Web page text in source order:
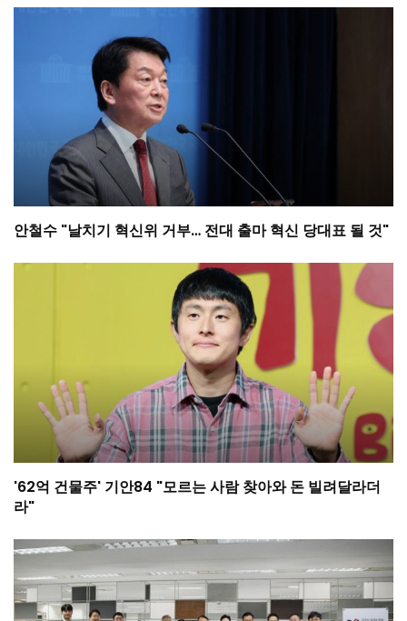
안철수 "날치기 혁신위 거부… 전대 출마 혁신 당대표 될 것"
'62억 건물주' 기안84 "모르는 사람 찾아와 돈 빌려달라더
라"